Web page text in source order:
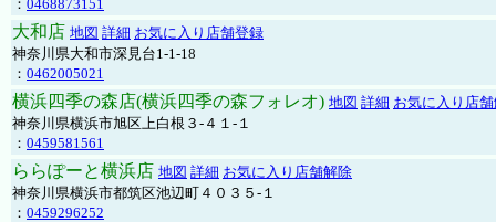
： 0468873151
大和店 地図 詳細 お気に入り店舗登録
神奈川県大和市深見台1-1-18
： 0462005021
横浜四季の森店(横浜四季の森フォレオ) 地図 詳細 お気に入り店
神奈川県横浜市旭区上白根３-４１-１
： 0459581561
ららぽーと横浜店 地図 詳細 お気に入り店舗解除
神奈川県横浜市都筑区池辺町４０３５-１
： 0459296252